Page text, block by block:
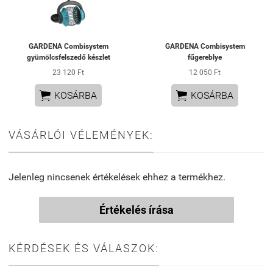
GARDENA Combisystem
gyümölcsfelszedő készlet
23 120 Ft
 KOSÁRBA
GARDENA Combisystem
fűgereblye
12 050 Ft
 KOSÁRBA
VÁSÁRLÓI VÉLEMÉNYEK:
Jelenleg nincsenek értékelések ehhez a termékhez.
Értékelés írása
KÉRDÉSEK ÉS VÁLASZOK: